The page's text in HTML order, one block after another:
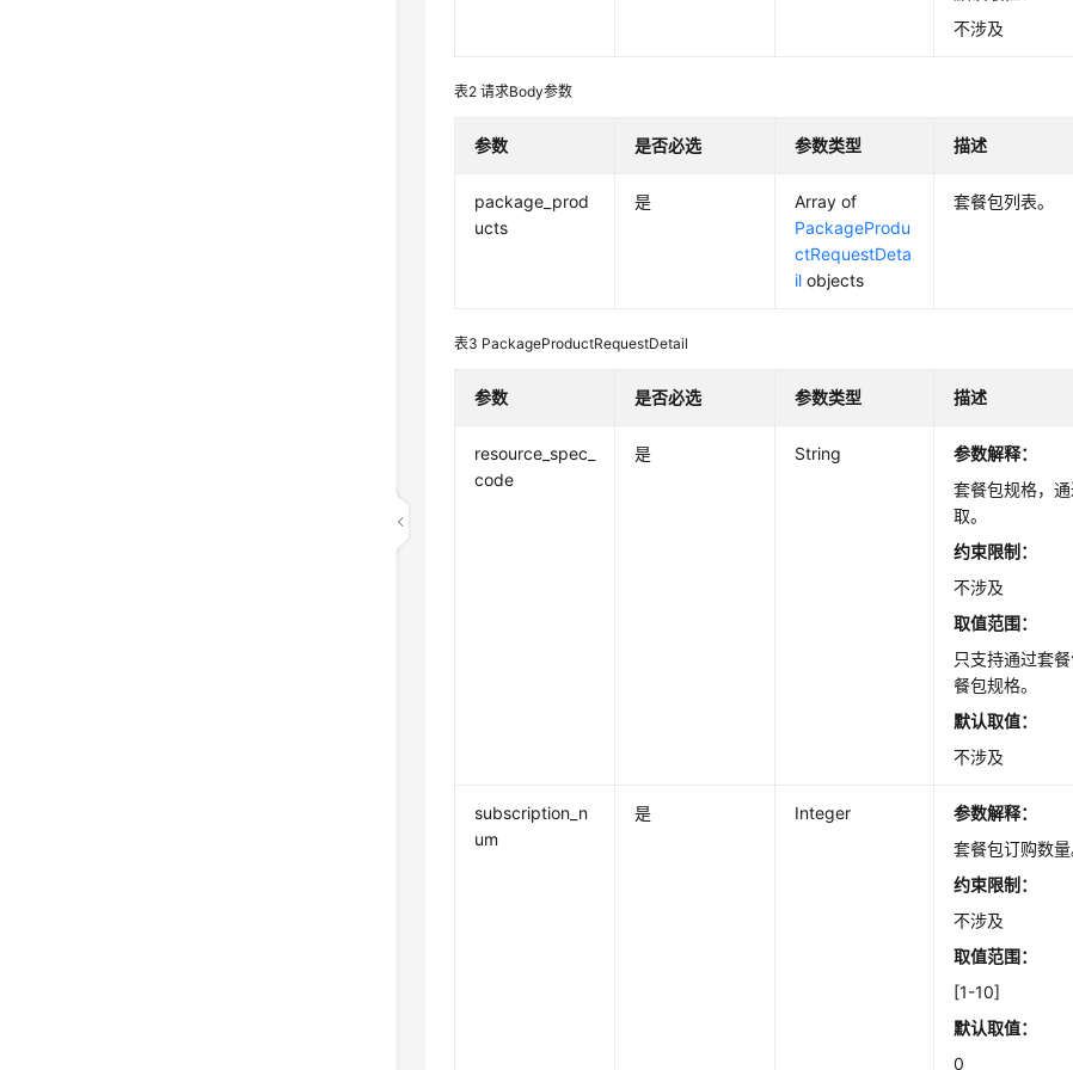
不涉及
表2请求Body参数
参数 是否必选 参数类型 描述
package_prod
ucts
是
Array of
PackageProdu
ctRequestDeta
il objects
套餐包列表。
表3 PackageProductRequestDetail
参数 是否必选 参数类型 描述
resource_spec_
code
是 String
参数解释：
套餐包规格，
取。
约束限制：
不涉及
取值范围：
只支持通过套
餐包规格。
默认取值：
不涉及
subscription_n
um
是 Integer
参数解释：
套餐包订购数量
约束限制：
不涉及
取值范围：
[1-10]
默认取值：
0